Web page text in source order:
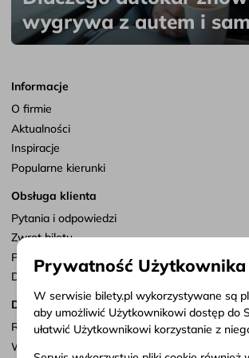
wygrywa z autem i
Informacje
O firmie
Aktualności
Inspiracje
Popularne kierunki
Obsługa klienta
Pytania i odpowiedzi
Zwrot biletu
Punkty sprzedaży
Dostosuj zgody
Dokumenty
Regulamin serwisu
Warunki przewozu
Prywatność Użytkownika
W serwisie bilety.pl wykorzystywane są
aby umożliwić Użytkownikowi dostęp do
ułatwić Użytkownikowi korzystanie z